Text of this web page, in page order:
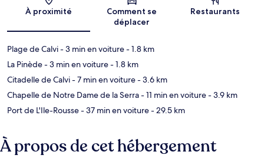
Carte
À proximité
Comment se
déplacer
Restaurants
Plage de Calvi- 3 min en voiture- 1.8 km
La Pinède- 3 min en voiture- 1.8 km
Citadelle de Calvi- 7 min en voiture- 3.6 km
Chapelle de Notre Dame de la Serra- 11 min en voiture- 3.9 km
Port de L'Ile-Rousse- 37 min en voiture- 29.5 km
À propos de cet hébergement